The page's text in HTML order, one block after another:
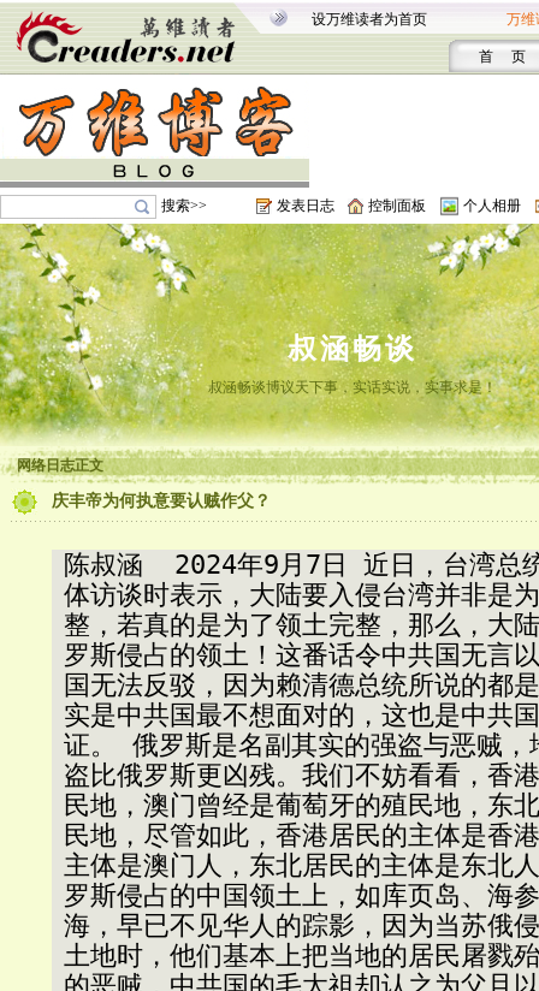
设万维读者为首页 万维
首 页
搜索>> 发表日志 控制面板 个人相册
叔涵畅谈
叔涵畅谈博议天下事，实话实说，实事求是！
网络日志正文
庆丰帝为何执意要认贼作父？
陈叔涵  2024年9月7日 近日，台湾总
体访谈时表示，大陆要入侵台湾并非是
整，若真的是为了领土完整，那么，大
罗斯侵占的领土！这番话令中共国无言
国无法反驳，因为赖清德总统所说的都
实是中共国最不想面对的，这也是中共
证。 俄罗斯是名副其实的强盗与恶贼
盗比俄罗斯更凶残。我们不妨看看，香
民地，澳门曾经是葡萄牙的殖民地，东
民地，尽管如此，香港居民的主体是香
主体是澳门人，东北居民的主体是东北
罗斯侵占的中国领土上，如库页岛、海
海，早已不见华人的踪影，因为当苏俄
土地时，他们基本上把当地的居民屠戮